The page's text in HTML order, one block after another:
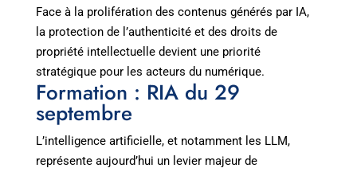
Face à la prolifération des contenus générés par IA,
la protection de l’authenticité et des droits de
propriété intellectuelle devient une priorité
stratégique pour les acteurs du numérique.
Formation : RIA du 29
septembre
L’intelligence artificielle, et notamment les LLM,
représente aujourd’hui un levier majeur de